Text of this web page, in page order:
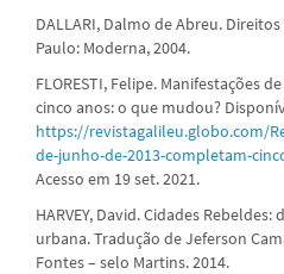
DALLARI, Dalmo de Abreu.
Paulo: Moderna, 2004.
FLORESTI, Felipe. Manifestações
cinco anos: o que mudou?
https://revistagalileu.globo.com/
de-junho-de-2013-completam-
Acesso em 19 set. 2021.
HARVEY, David. Cidades
urbana. Tradução de Jeferson
Fontes – selo Martins. 2014.